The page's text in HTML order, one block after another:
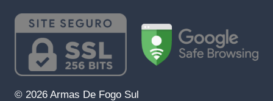
© 2026 Armas De Fogo Sul